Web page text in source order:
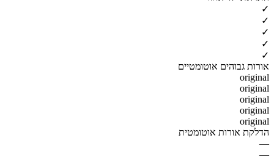
✓
✓
✓
✓
✓
אורות גבוהים אוטומטיים
original
original
original
original
original
הדלקת אורות אוטומטית
—
—